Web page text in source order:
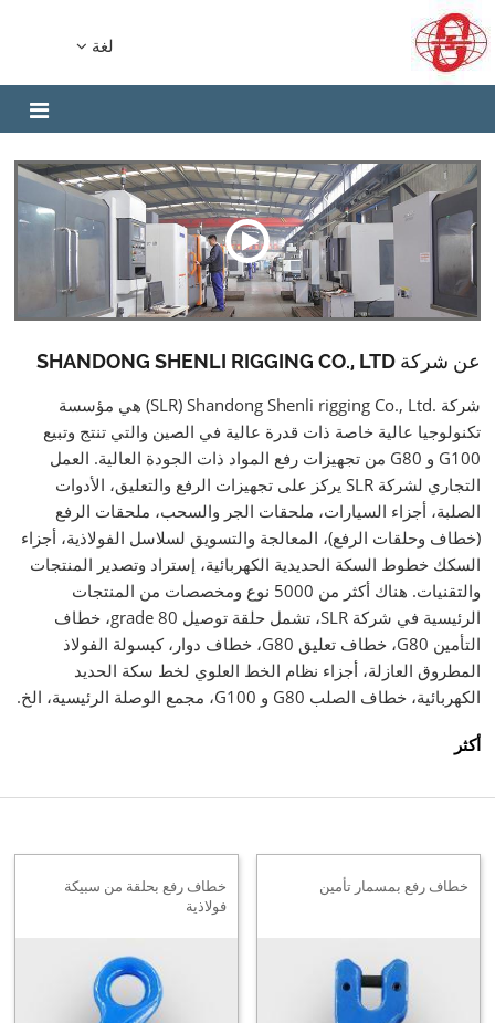
لغة
عن شركة SHANDONG SHENLI RIGGING CO., LTD
شركة .(SLR) Shandong Shenli rigging Co., Ltd هي مؤسسة
تكنولوجيا عالية خاصة ذات قدرة عالية في الصين والتي تنتج وتبيع
G100 و G80 من تجهيزات رفع المواد ذات الجودة العالية. العمل
التجاري لشركة SLR يركز على تجهيزات الرفع والتعليق، الأدوات
الصلبة، أجزاء السيارات، ملحقات الجر والسحب، ملحقات الرفع
(خطاف وحلقات الرفع)، المعالجة والتسويق لسلاسل الفولاذية، أجزاء
السكك خطوط السكة الحديدية الكهربائية، إستراد وتصدير المنتجات
والتقنيات. هناك أكثر من 5000 نوع ومخصصات من المنتجات
الرئيسية في شركة SLR، تشمل حلقة توصيل grade 80، خطاف
التأمين G80، خطاف تعليق G80، خطاف دوار، كبسولة الفولاذ
المطروق العازلة، أجزاء نظام الخط العلوي لخط سكة الحديد
الكهربائية، خطاف الصلب G80 و G100، مجمع الوصلة الرئيسية، الخ.
أكثر
خطاف رفع بمسمار تأمين
خطاف رفع بحلقة من سبيكة
فولاذية